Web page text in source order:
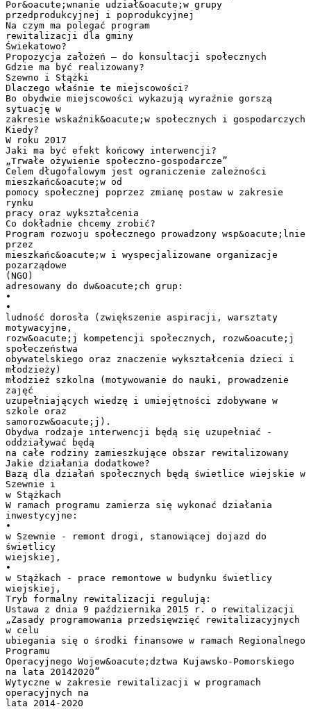
Por&oacute;wnanie udział&oacute;w grupy
przedprodukcyjnej i poprodukcyjnej
Na czym ma polegać program
rewitalizacji dla gminy
Świekatowo?
Propozycja założeń – do konsultacji społecznych
Gdzie ma być realizowany?
Szewno i Stążki
Dlaczego właśnie te miejscowości?
Bo obydwie miejscowości wykazują wyraźnie gorszą
sytuację w
zakresie wskaźnik&oacute;w społecznych i gospodarczych
Kiedy?
W roku 2017
Jaki ma być efekt końcowy interwencji?
„Trwałe ożywienie społeczno-gospodarcze”
Celem długofalowym jest ograniczenie zależności
mieszkańc&oacute;w od
pomocy społecznej poprzez zmianę postaw w zakresie
rynku
pracy oraz wykształcenia
Co dokładnie chcemy zrobić?
Program rozwoju społecznego prowadzony wsp&oacute;lnie
przez
mieszkańc&oacute;w i wyspecjalizowane organizacje
pozarządowe
(NGO)
adresowany do dw&oacute;ch grup:
•
•
ludność dorosła (zwiększenie aspiracji, warsztaty
motywacyjne,
rozw&oacute;j kompetencji społecznych, rozw&oacute;j
społeczeństwa
obywatelskiego oraz znaczenie wykształcenia dzieci i
młodzieży)
młodzież szkolna (motywowanie do nauki, prowadzenie
zajęć
uzupełniających wiedzę i umiejętności zdobywane w
szkole oraz
samorozw&oacute;j).
Obydwa rodzaje interwencji będą się uzupełniać -
oddziaływać będą
na całe rodziny zamieszkujące obszar rewitalizowany
Jakie działania dodatkowe?
Bazą dla działań społecznych będą świetlice wiejskie w
Szewnie i
w Stążkach
W ramach programu zamierza się wykonać działania
inwestycyjne:
•
w Szewnie - remont drogi, stanowiącej dojazd do
świetlicy
wiejskiej,
•
w Stążkach - prace remontowe w budynku świetlicy
wiejskiej,
Tryb formalny rewitalizacji regulują:
Ustawa z dnia 9 października 2015 r. o rewitalizacji
„Zasady programowania przedsięwzięć rewitalizacyjnych
w celu
ubiegania się o środki finansowe w ramach Regionalnego
Programu
Operacyjnego Wojew&oacute;dztwa Kujawsko-Pomorskiego
na lata 20142020”
Wytyczne w zakresie rewitalizacji w programach
operacyjnych na
lata 2014-2020